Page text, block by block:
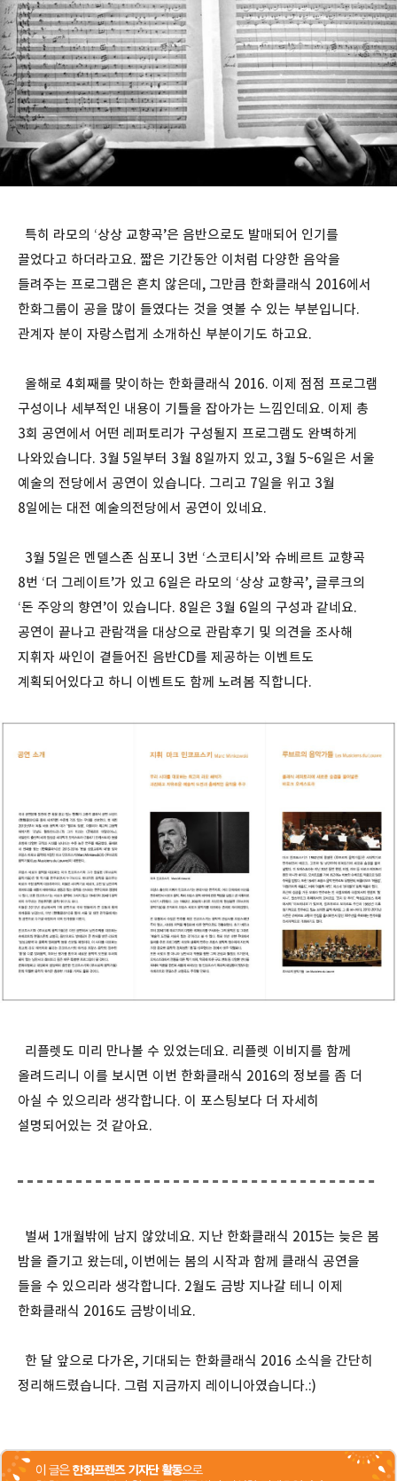
특히 라모의 ‘상상 교향곡’은 음반으로도 발매되어 인기를
끌었다고 하더라고요. 짧은 기간동안 이처럼 다양한 음악을
들려주는 프로그램은 흔치 않은데, 그만큼 한화클래식 2016에서
한화그룹이 공을 많이 들였다는 것을 엿볼 수 있는 부분입니다.
관계자 분이 자랑스럽게 소개하신 부분이기도 하고요.
올해로 4회째를 맞이하는 한화클래식 2016. 이제 점점 프로그램
구성이나 세부적인 내용이 기틀을 잡아가는 느낌인데요. 이제 총
3회 공연에서 어떤 레퍼토리가 구성될지 프로그램도 완벽하게
나와있습니다. 3월 5일부터 3월 8일까지 있고, 3월 5~6일은 서울
예술의 전당에서 공연이 있습니다. 그리고 7일을 위고 3월
8일에는 대전 예술의전당에서 공연이 있네요.
3월 5일은 멘델스존 심포니 3번 ‘스코티시’와 슈베르트 교향곡
8번 ‘더 그레이트’가 있고 6일은 라모의 ‘상상 교향곡’, 글루크의
‘돈 주앙의 향연’이 있습니다. 8일은 3월 6일의 구성과 같네요.
공연이 끝나고 관람객을 대상으로 관람후기 및 의견을 조사해
지휘자 싸인이 곁들어진 음반CD를 제공하는 이벤트도
계획되어있다고 하니 이벤트도 함께 노려봄 직합니다.
리플렛도 미리 만나볼 수 있었는데요. 리플렛 이비지를 함께
올려드리니 이를 보시면 이번 한화클래식 2016의 정보를 좀 더
아실 수 있으리라 생각합니다. 이 포스팅보다 더 자세히
설명되어있는 것 같아요.
벌써 1개월밖에 남지 않았네요. 지난 한화클래식 2015는 늦은 봄
밤을 즐기고 왔는데, 이번에는 봄의 시작과 함께 클래식 공연을
들을 수 있으리라 생각합니다. 2월도 금방 지나갈 테니 이제
한화클래식 2016도 금방이네요.
한 달 앞으로 다가온, 기대되는 한화클래식 2016 소식을 간단히
정리해드렸습니다. 그럼 지금까지 레이니아였습니다.:)